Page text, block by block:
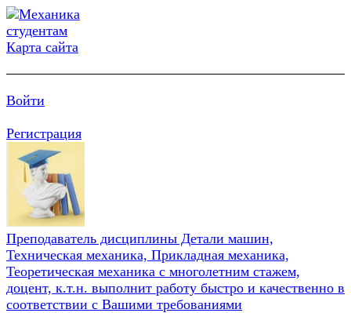
Карта сайта
Войти
Регистрация
Преподаватель дисциплины Детали машин,
Техническая механика, Прикладная механика,
Теоретическая механика с многолетним стажем,
доцент, к.т.н. выполнит работу быстро и качественно в
соответствии с Вашими требованиями